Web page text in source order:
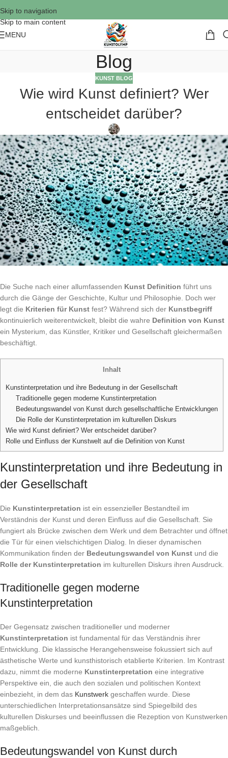
Skip to navigation
Skip to main content
MENU
Blog
KUNST BLOG
Wie wird Kunst definiert? Wer
entscheidet darüber?
Die Suche nach einer allumfassenden Kunst Definition führt uns
durch die Gänge der Geschichte, Kultur und Philosophie. Doch wer
legt die Kriterien für Kunst fest? Während sich der Kunstbegriff
kontinuierlich weiterentwickelt, bleibt die wahre Definition von Kunst
ein Mysterium, das Künstler, Kritiker und Gesellschaft gleichermaßen
beschäftigt.
Inhalt
Kunstinterpretation und ihre Bedeutung in der Gesellschaft
Traditionelle gegen moderne Kunstinterpretation
Bedeutungswandel von Kunst durch gesellschaftliche Entwicklungen
Die Rolle der Kunstinterpretation im kulturellen Diskurs
Wie wird Kunst definiert? Wer entscheidet darüber?
Rolle und Einfluss der Kunstwelt auf die Definition von Kunst
Kunstinterpretation und ihre Bedeutung in
der Gesellschaft
Die Kunstinterpretation ist ein essenzieller Bestandteil im
Verständnis der Kunst und deren Einfluss auf die Gesellschaft. Sie
fungiert als Brücke zwischen dem Werk und dem Betrachter und öffnet
die Tür für einen vielschichtigen Dialog. In dieser dynamischen
Kommunikation finden der Bedeutungswandel von Kunst und die
Rolle der Kunstinterpretation im kulturellen Diskurs ihren Ausdruck.
Traditionelle gegen moderne
Kunstinterpretation
Der Gegensatz zwischen traditioneller und moderner
Kunstinterpretation ist fundamental für das Verständnis ihrer
Entwicklung. Die klassische Herangehensweise fokussiert sich auf
ästhetische Werte und kunsthistorisch etablierte Kriterien. Im Kontrast
dazu, nimmt die moderne Kunstinterpretation eine integrative
Perspektive ein, die auch den sozialen und politischen Kontext
einbezieht, in dem das Kunstwerk geschaffen wurde. Diese
unterschiedlichen Interpretationsansätze sind Spiegelbild des
kulturellen Diskurses und beeinflussen die Rezeption von Kunstwerken
maßgeblich.
Bedeutungswandel von Kunst durch